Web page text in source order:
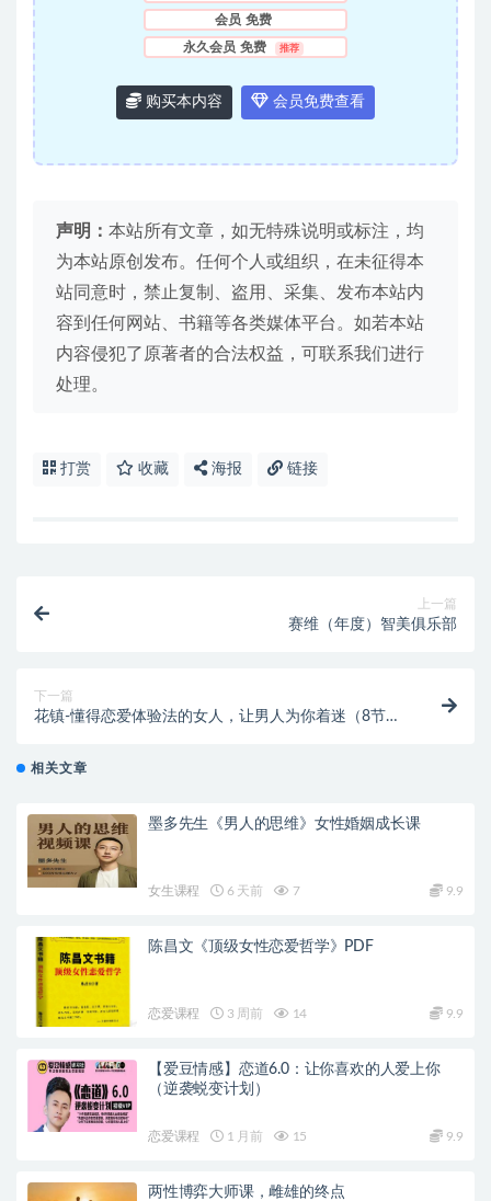
会员 免费
永久会员 免费 推荐
购买本内容 会员免费查看
声明： 本站所有文章，如无特殊说明或标注，均
为本站原创发布。任何个人或组织，在未征得本
站同意时，禁止复制、盗用、采集、发布本站内
容到任何网站、书籍等各类媒体平台。如若本站
内容侵犯了原著者的合法权益，可联系我们进行
处理。
打赏 收藏 海报 链接
上一篇
赛维（年度）智美俱乐部
下一篇
花镇-懂得恋爱体验法的女人，让男人为你着迷（8节
相关文章
墨多先生《男人的思维》女性婚姻成长课
女生课程 6 天前 7 9.9
陈昌文《顶级女性恋爱哲学》PDF
恋爱课程 3 周前 14 9.9
【爱豆情感】恋道6.0：让你喜欢的人爱上你
（逆袭蜕变计划）
恋爱课程 1 月前 15 9.9
两性博弈大师课，雌雄的终点